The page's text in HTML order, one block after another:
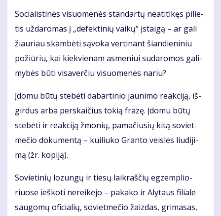
So­cia­lis­ti­nės vi­suo­me­nės stan­dar­tų ne­ati­ti­kęs pi­lie­
tis už­da­ro­mas į „de­fek­ti­nių vai­kų“ įstai­gą – ar ga­li
žiau­riau skam­bė­ti są­vo­ka ver­ti­nant šian­die­ni­niu
po­žiū­riu, kai kiek­vie­nam as­me­niui su­da­ro­mos ga­li­
my­bės bū­ti vi­sa­ver­čiu vi­suo­me­nės na­riu?
Įdo­mu bū­tų ste­bė­ti da­bar­ti­nio jau­ni­mo re­ak­ci­ją, iš­
gir­dus ar­ba per­skai­čius to­kią fra­zę. Įdo­mu bū­tų
ste­bė­ti ir re­ak­ci­ją žmo­nių, pa­ma­čiu­sių ki­tą so­viet­
me­čio do­ku­men­tą – kui­liu­ko Gran­to veis­lės liu­di­ji­
mą (žr. ko­pi­ją).
So­vie­ti­nių lo­zun­gų ir tie­sų laik­raš­čių eg­zem­plio­
riuo­se ieš­ko­ti ne­rei­kė­jo – pa­ka­ko ir Aly­taus fi­lia­le
sau­go­mų ofi­cia­lių, so­viet­me­čio žaiz­das, gri­ma­sas,